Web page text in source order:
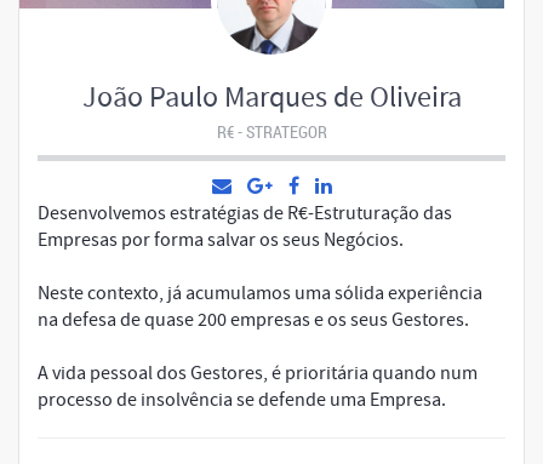
João Paulo Marques de Oliveira
R€ - STRATEGOR
Desenvolvemos estratégias de R€-Estruturação das
Empresas por forma salvar os seus Negócios.
Neste contexto, já acumulamos uma sólida experiência
na defesa de quase 200 empresas e os seus Gestores.
A vida pessoal dos Gestores, é prioritária quando num
processo de insolvência se defende uma Empresa.